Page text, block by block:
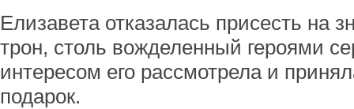
Елизавета отказалась присесть на
трон, столь вожделенный героями
интересом его рассмотрела и
подарок.